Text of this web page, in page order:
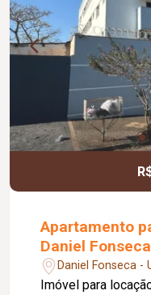
Apartamento
Daniel Fonseca
Daniel Fonseca -
Imóvel para